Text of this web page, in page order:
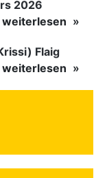
2026
weiterlesen
Flaig
weiterlesen